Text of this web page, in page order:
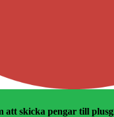
skicka pengar till